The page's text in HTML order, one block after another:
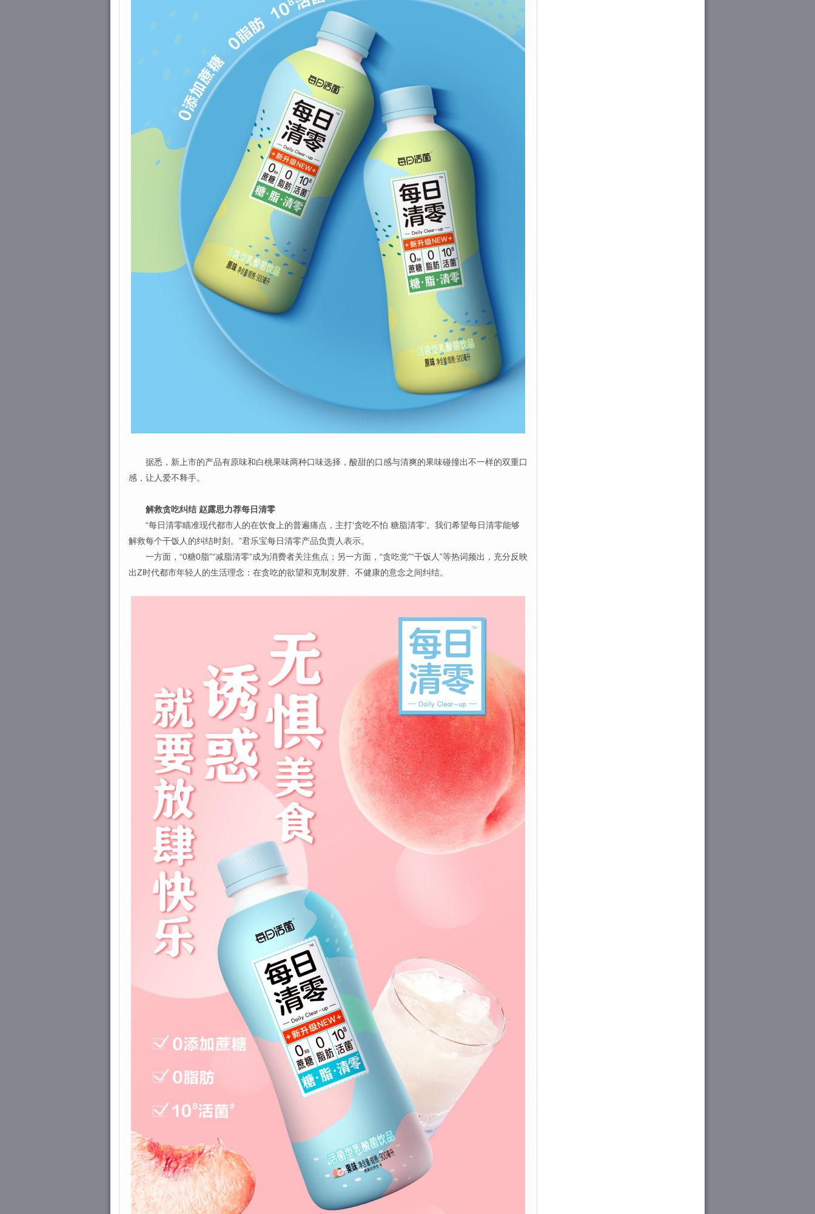
据悉，新上市的产品有原味和白桃果味两种口味选择，酸甜的口感与清爽的果味碰撞出不一样的双重口
感，让人爱不释手。
解救贪吃纠结 赵露思力荐每日清零
“每日清零瞄准现代都市人的在饮食上的普遍痛点，主打‘贪吃不怕 糖脂清零’。我们希望每日清零能够
解救每个干饭人的纠结时刻。”君乐宝每日清零产品负责人表示。
一方面，“0糖0脂”“减脂清零”成为消费者关注焦点；另一方面，“贪吃党”“干饭人”等热词频出，充分反映
出Z时代都市年轻人的生活理念：在贪吃的欲望和克制发胖、不健康的意念之间纠结。